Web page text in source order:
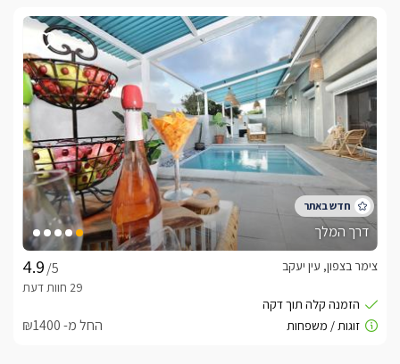
דרך המלך
/5
צימר בצפון, עין יעקב
החל מ- ₪1400